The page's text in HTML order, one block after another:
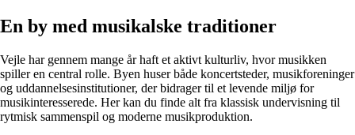
En by med musikalske traditioner
Vejle har gennem mange år haft et aktivt kulturliv, hvor musikken
spiller en central rolle. Byen huser både koncertsteder, musikforeninger
og uddannelsesinstitutioner, der bidrager til et levende miljø for
musikinteresserede. Her kan du finde alt fra klassisk undervisning til
rytmisk sammenspil og moderne musikproduktion.